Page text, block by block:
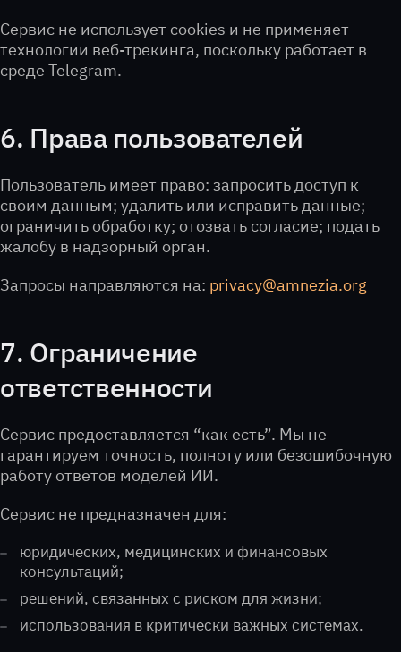
Сервис не использует cookies и не применяет
технологии веб-трекинга, поскольку работает в
среде Telegram.
6. Права пользователей
Пользователь имеет право: запросить доступ к
своим данным; удалить или исправить данные;
ограничить обработку; отозвать согласие; подать
жалобу в надзорный орган.
Запросы направляются на: privacy@amnezia.org
7. Ограничение
ответственности
Сервис предоставляется “как есть”. Мы не
гарантируем точность, полноту или безошибочную
работу ответов моделей ИИ.
Сервис не предназначен для:
юридических, медицинских и финансовых
консультаций;
решений, связанных с риском для жизни;
использования в критически важных системах.